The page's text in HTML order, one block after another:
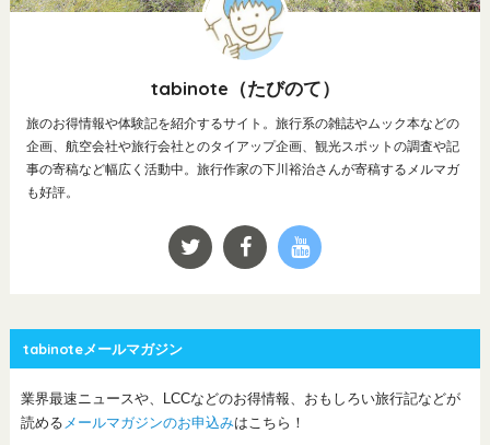
tabinote（たびのて）
旅のお得情報や体験記を紹介するサイト。旅行系の雑誌やムック本などの
企画、航空会社や旅行会社とのタイアップ企画、観光スポットの調査や記
事の寄稿など幅広く活動中。旅行作家の下川裕治さんが寄稿するメルマガ
も好評。
tabinoteメールマガジン
業界最速ニュースや、LCCなどのお得情報、おもしろい旅行記などが
読める メールマガジンのお申込みはこちら！